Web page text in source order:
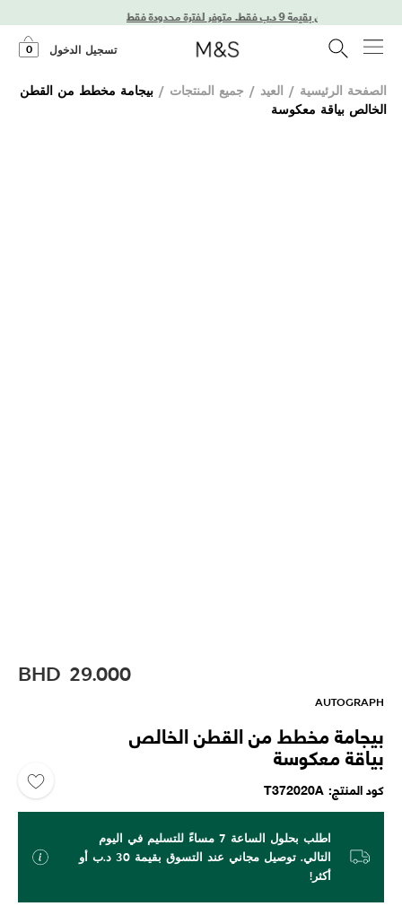
تسجيل الدخول 0
الصفحة الرئيسية / العيد / جميع المنتجات / بيجامة مخطط من القطن
الخالص بياقة معكوسة
BHD 29.000
AUTOGRAPH
بيجامة مخطط من القطن الخالص
بياقة معكوسة
كود المنتج T372020A
اطلب بحلول الساعة 7 مساءً للتسليم في اليوم
التالي. توصيل مجاني عند التسوق بقيمة 30 د.ب أو
أكثر!